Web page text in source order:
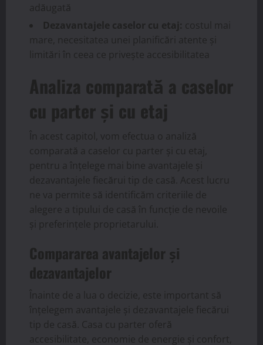
adăugată
Dezavantajele caselor cu etaj: costul mai
mare, necesitatea unei planificări atente și
limitări în ceea ce privește accesibilitatea
Analiza comparată a caselor
cu parter și cu etaj
În acest capitol, vom efectua o analiză
comparată a caselor cu parter și cu etaj,
pentru a înțelege mai bine avantajele și
dezavantajele fiecărui tip de casă. Acest lucru
ne va permite să identificăm criteriile de
alegere a tipului de casă în funcție de nevoile
și preferințele proprietarului.
Compararea avantajelor și
dezavantajelor
Înainte de a lua o decizie, este important să
înțelegem avantajele și dezavantajele fiecărui
tip de casă. Casa cu parter oferă
accesibilitate, economie de energie și confort,